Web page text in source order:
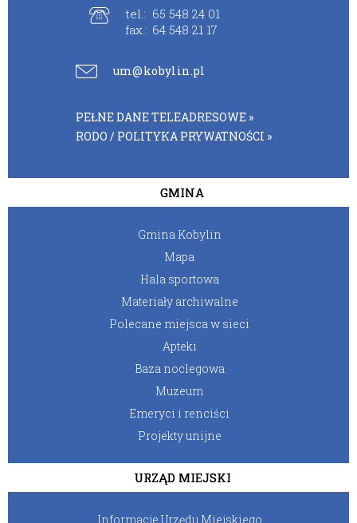
tel.: 65 548 24 01
fax.: 64 548 21 17
um@kobylin.pl
PEŁNE DANE TELEADRESOWE »
RODO / POLITYKA PRYWATNOŚCI »
GMINA
Gmina Kobylin
Mapa
Hala sportowa
Materiały archiwalne
Polecane miejsca w sieci
Apteki
Baza noclegowa
Muzeum
Emeryci i renciści
Projekty unijne
URZĄD MIEJSKI
Informacje Urzędu Miejskiego